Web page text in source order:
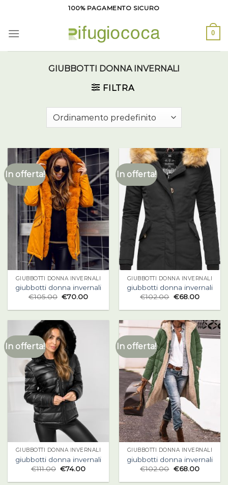
contenuti
100% PAGAMENTO SICURO
0
GIUBBOTTI DONNA INVERNALI
FILTRA
In offerta!
GIUBBOTTI DONNA INVERNALI
giubbotti donna invernali
€105.00 €70.00
In offerta!
GIUBBOTTI DONNA INVERNALI
giubbotti donna invernali
€102.00 €68.00
In offerta!
GIUBBOTTI DONNA INVERNALI
giubbotti donna invernali
€111.00 €74.00
In offerta!
GIUBBOTTI DONNA INVERNALI
giubbotti donna invernali
€102.00 €68.00